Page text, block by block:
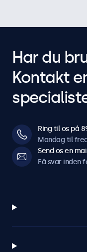
Har du
Kontakt
Ring til os på
Mandag til
Send os en
Få svar inden